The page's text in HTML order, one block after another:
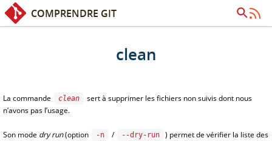
Accès rapide : Contenu
COMPRENDRE GIT
clean
La commande clean
sert à supprimer les fichiers non suivis dont nous
n’avons pas l’usage.
Son mode dry run(option -n / --dry-run
) permet de vérifier la liste des